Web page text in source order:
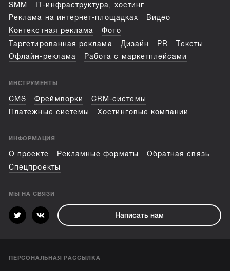
SMM
IT-инфраструктура, хостинг
Реклама на интернет-площадках
Видео
Контекстная реклама
Фото
Таргетированная реклама
Дизайн PR
Тексты
Офлайн-реклама
Работа с маркетплейсами
ИНСТРУМЕНТЫ
CMS Фреймворки
CRM-системы
Платежные системы
Хостинговые компании
ИНФОРМАЦИЯ
О проекте Рекламные форматы
Обратная связь
Спецпроекты
МЫ НА СВЯЗИ
Написать нам
ПЕРСОНАЛЬНАЯ РАССЫЛКА